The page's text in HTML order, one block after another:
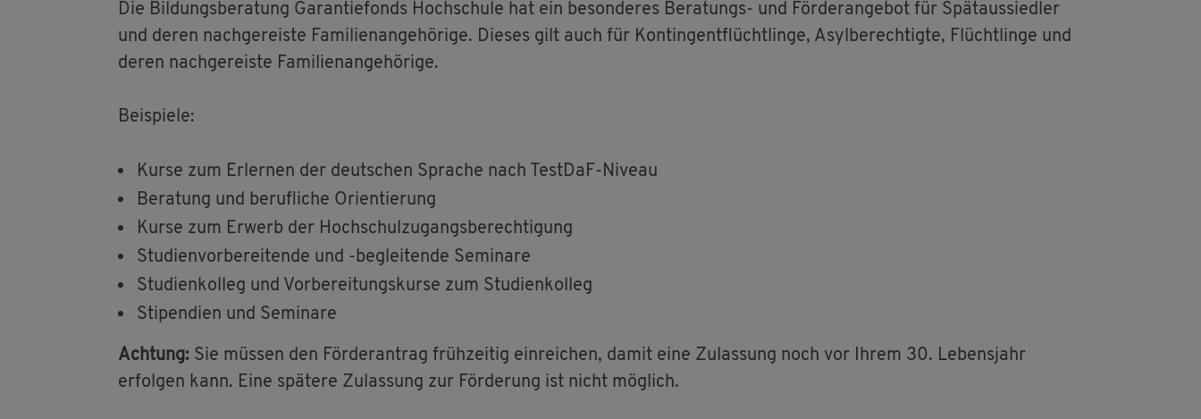
Die Bil­dungs­be­ra­tung Ga­ran­tie­fonds Hoch­schu­le hat ein be­son­de­res Be­ra­tungs- und För­der­an­ge­bot für Spät­aus­sied­ler
und deren nach­ge­reis­te Fa­mi­li­en­an­ge­hö­ri­ge. Die­ses gilt auch für Kon­tin­gent­flücht­lin­ge, Asyl­be­rech­tig­te, Flücht­lin­ge und
deren nach­ge­reis­te Fa­mi­li­en­an­ge­hö­ri­ge.
Bei­spie­le:
Kurse zum Er­ler­nen der deut­schen Spra­che nach Test­DaF-Ni­veau
Be­ra­tung und be­ruf­li­che Ori­en­tie­rung
Kurse zum Er­werb der Hoch­schul­zu­gangs­be­rech­ti­gung
Stu­di­en­vor­be­rei­ten­de und -be­glei­ten­de Se­mi­na­re
Stu­di­en­kol­leg und Vor­be­rei­tungs­kur­se zum Stu­di­en­kol­leg
Sti­pen­di­en und Se­mi­na­re
Ach­tung: Sie müs­sen den För­der­an­trag früh­zei­tig ein­rei­chen, damit eine Zu­las­sung noch vor Ihrem 30. Le­bens­jahr
er­fol­gen kann. Eine spä­te­re Zu­las­sung zur För­de­rung ist nicht mög­lich.